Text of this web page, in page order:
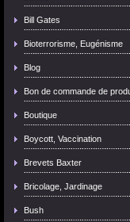
Bill Gates
Bioterrorisme, Eugénisme
Blog
Bon de commande de
Boutique
Boycott, Vaccination
Brevets Baxter
Bricolage, Jardinage
Bush